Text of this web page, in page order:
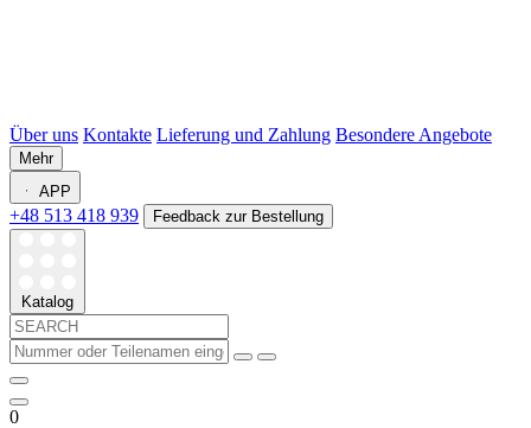
Über uns Kontakte Lieferung und Zahlung Besondere Angebote
Mehr
APP
+48 513 418 939 Feedback zur Bestellung
Katalog
0